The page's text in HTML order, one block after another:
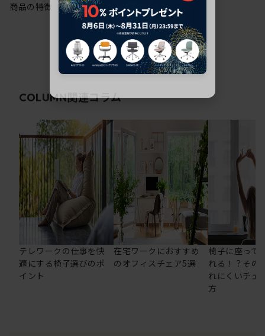
商品の特徴
COLUMN関連コラム
テレワークの仕事を快
適にする椅子選びのポ
イント
在宅ワークにおすすめ
のオフィスチェア5選
椅子に座って
れる！？その
れにくいチェ
方